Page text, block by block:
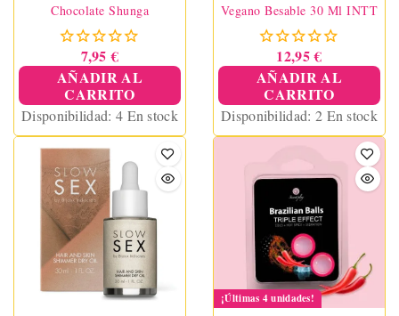
Chocolate Shunga
7,95 €
AÑADIR AL
CARRITO
Disponibilidad: 4 En stock
Vegano Besable 30 Ml INTT
12,95 €
AÑADIR AL
CARRITO
Disponibilidad: 2 En stock
¡Últimas 4 unidades!